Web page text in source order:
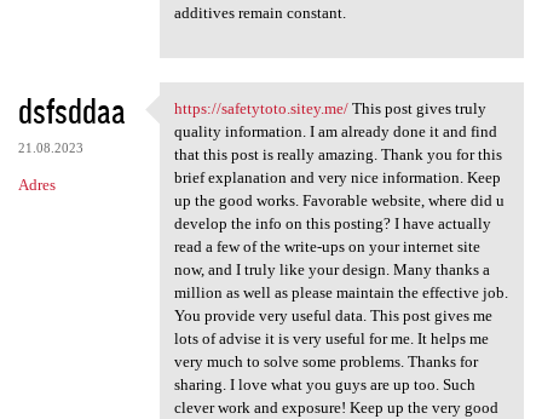
additives remain constant.
dsfsddaa
21.08.2023
Adres
https://safetytoto.sitey.me/
https://safetytoto.sitey.me/This post gives truly
quality information. I am already done it and find
that this post is really amazing. Thank you for this
brief explanation and very nice information. Keep
up the good works. Favorable website, where did u
develop the info on this posting? I have actually
read a few of the write-ups on your internet site
now, and I truly like your design. Many thanks a
million as well as please maintain the effective job.
You provide very useful data. This post gives me
lots of advise it is very useful for me. It helps me
very much to solve some problems. Thanks for
sharing. I love what you guys are up too. Such
clever work and exposure! Keep up the very good